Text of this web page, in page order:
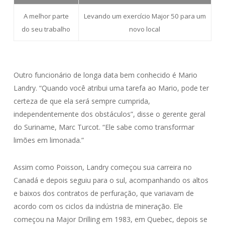
A melhor parte
do seu trabalho
Levando um exercício Major 50 para um
novo local
Outro funcionário de longa data bem conhecido é Mario
Landry. “Quando você atribui uma tarefa ao Mario, pode ter
certeza de que ela será sempre cumprida,
independentemente dos obstáculos”, disse o gerente geral
do Suriname, Marc Turcot. “Ele sabe como transformar
limões em limonada.”
Assim como Poisson, Landry começou sua carreira no
Canadá e depois seguiu para o sul, acompanhando os altos
e baixos dos contratos de perfuração, que variavam de
acordo com os ciclos da indústria de mineração. Ele
começou na Major Drilling em 1983, em Quebec, depois se